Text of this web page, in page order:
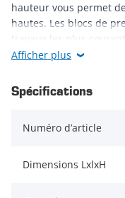
hauteur vous permet
hautes. Les blocs de
travaux les plus
cylindre de presse
Le cadre soudé rend
stable. Cette presse a
roulements peut être
vous puissiez
Un manomètre clair
Afficher plus
Spécifications
Numéro d’article
Dimensions LxlxH